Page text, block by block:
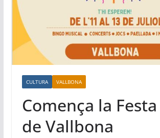
CULTURA VALLBONA
Comença la
de Vallbona